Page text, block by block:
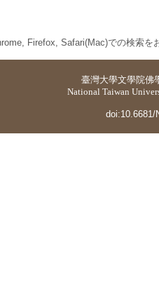
Firefox, Safari(Mac)での検索を
臺灣大學文學院佛
National Taiwan
doi:10.6681/